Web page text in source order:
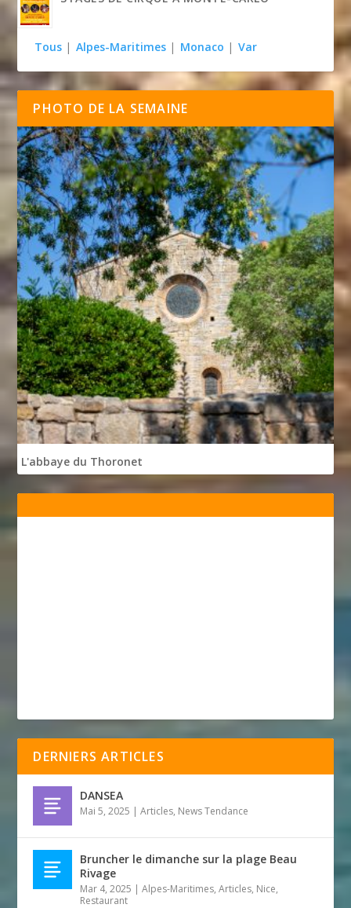
Tous | Alpes-Maritimes | Monaco | Var
PHOTO DE LA SEMAINE
L'abbaye du Thoronet
DERNIERS ARTICLES
DANSEA
Mai 5, 2025 |Articles, News Tendance
Bruncher le dimanche sur la plage Beau
Rivage
Mar 4, 2025 |Alpes-Maritimes,Articles, Nice,
Restaurant